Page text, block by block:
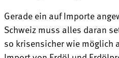
Gerade ein auf Importe
Schweiz muss alles daran
so krisensicher wie möglich